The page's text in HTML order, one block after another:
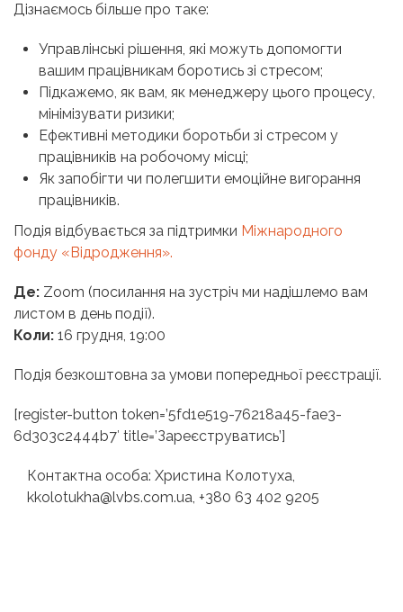
Дізнаємось більше про таке:
Управлінські рішення, які можуть допомогти
вашим працівникам боротись зі стресом;
Підкажемо, як вам, як менеджеру цього процесу,
мінімізувати ризики;
Ефективні методики боротьби зі стресом у
працівників на робочому місці;
Як запобігти чи полегшити емоційне вигорання
працівників.
Подія відбувається за підтримки Міжнародного
фонду «Відродження».
Де: Zoom (посилання на зустріч ми надішлемо вам
листом в день події).
Коли: 16 грудня, 19:00
Подія безкоштовна за умови попередньої реєстрації.
[register-button token=’5fd1e519-76218a45-fae3-
6d303c2444b7′ title=’Зареєструватись’]
Контактна особа: Христина Колотуха,
kkolotukha@lvbs.com.ua, +380 63 402 9205